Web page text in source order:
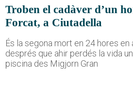
Troben el cadàver d’un
Forcat, a Ciutadella
És la segona mort en 24 hores
després que ahir perdés la vida
piscina des Migjorn Gran